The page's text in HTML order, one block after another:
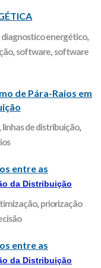
diagnostico energético,
, software, software
de Pára-Raios em
linhas de distribuição,
entre as
da Distribuição
, priorização
entre as
da Distribuição